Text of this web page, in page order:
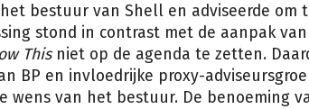
bestuur van Shell en adviseerde om
stond in contrast met de aanpak van
Thisniet op de agenda te zetten.
BP en invloedrijke proxy-
van het bestuur. De benoeming